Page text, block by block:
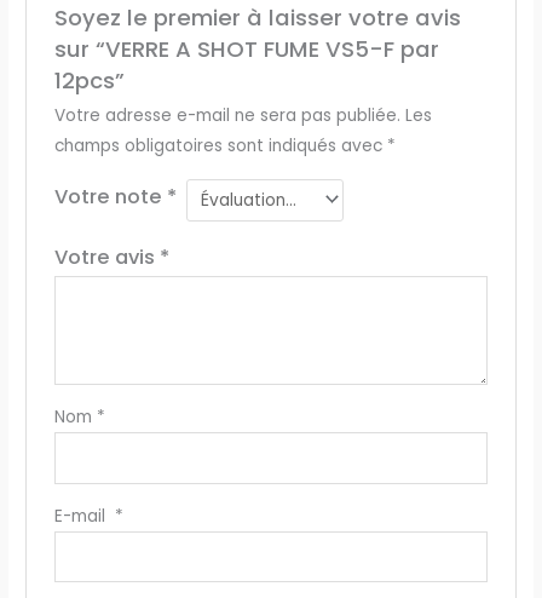
Soyez le premier à laisser votre avis
sur “VERRE A SHOT FUME VS5-F par
12pcs”
Votre adresse e-mail ne sera pas publiée. Les
champs obligatoires sont indiqués avec *
Votre note *
Votre avis *
Nom *
E-mail *